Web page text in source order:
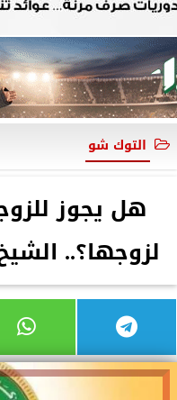
التوك شو
هل يجوز
لزوجها؟..